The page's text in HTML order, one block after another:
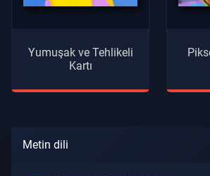
Yumuşak ve Tehlikeli
Kartı
Metin dili